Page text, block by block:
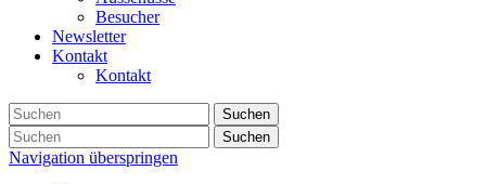
Besucher
Newsletter
Kontakt
Kontakt
Suchen
Suchen
Navigation überspringen